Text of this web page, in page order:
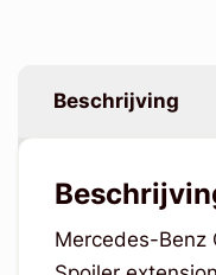
Beschrijving
Mercedes-Benz